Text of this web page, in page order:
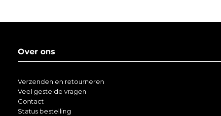
Over ons
Verzenden en retourneren
Veel gestelde vragen
Contact
Status bestelling